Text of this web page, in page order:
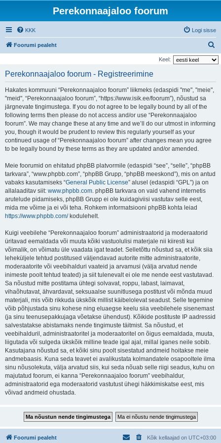
Perekonnaajaloo foorum
KKK Logi sisse
Foorumi pealeht
t
Keel:
Perekonnaajaloo foorum - Registreerimine
Hakates kommuuni “Perekonnaajaloo foorum” liikmeks (edaspidi "me", "meie",
"meid", “Perekonnaajaloo foorum”, “https://www.isik.ee/foorum”), nõustud sa
järgnevate tingimustega. If you do not agree to be legally bound by all of the
following terms then please do not access and/or use “Perekonnaajaloo
foorum”. We may change these at any time and we’ll do our utmost in informing
you, though it would be prudent to review this regularly yourself as your
continued usage of “Perekonnaajaloo foorum” after changes mean you agree
to be legally bound by these terms as they are updated and/or amended.
Meie foorumid on ehitatud phpBB platvormile (edaspidi “see”, “selle”, “phpBB
tarkvara”, “www.phpbb.com”, “phpBB Grupp, “phpBB meeskond”), mis on antud
vabaks kasutamiseks “General Public License” alusel (edaspidi “GPL”) ja on
allalaaditav siit: www.phpbb.com. phpBB tarkvara on vaid vahend internetis
arutelude pidamiseks, phpBB Grupp ei ole kuidagiviisi vastutav selle eest,
mida me võime ja ei või teha. Rohkem informatsiooni phpBB kohta leiad
https://www.phpbb.com/kodulehelt.
Kuigi veebilehe “Perekonnaajaloo foorum” administraatorid ja moderaatorid
üritavad eemaldada või muuta kõiki vastuolulisi materjale nii kiiresti kui
võimalik, on võimatu üle vaadata igat teadet. Selletõttu nõustud sa, et kõik siia
leheküljele tehtud postitused väljendavad autorite mitte administraatorite,
moderaatorite või veebihalduri vaateid ja arvamusi (välja arvatud nende
inimeste poolt tehtud teated) ja siit tulenevalt ei ole me nende eest vastutavad.
Sa nõustud mitte postitama ühtegi solvavat, roppu, labast, laimavat,
vihaõhutavat, ähvardavat, seksuaalse suunitlusega postitust või mõnda muud
materjali, mis võib rikkuda ükskõik millist käibelolevat seadust. Selle tegemine
võib põhjustada sinu kohese ning eluaegse keelu siia veebilehele sisenemast
(ja sinu teenusepakkujaga võetakse ühendust). Kõikide postituste IP aadressid
salvestatakse abistamaks nende tingimuste täitmist. Sa nõustud, et
veebihalduril, administraatoritel ja moderaatoritel on õigus eemaldada, muuta,
liigutada või sulgeda ükskõik milline teade igal ajal, millal iganes neile sobib.
Kasutajana nõustud sa, et kõiki sinu poolt sisestatud andmeid hoitakse meie
andmebaasis. Kuna seda teavet ei avalikustata kolmandatele osapooltele ilma
sinu nõusolekuta, välja arvatud siis, kui seda nõuab selle riigi seadus, kuhu on
majutatud foorum, ei kanna “Perekonnaajaloo foorum” veebihaldur,
administraatorid ega moderaatorid vastutust ühegi häkkimiskatse eest, mis
võivad andmeid ohustada.
Foorumi pealeht Kõik kellaajad on UTC+03:00